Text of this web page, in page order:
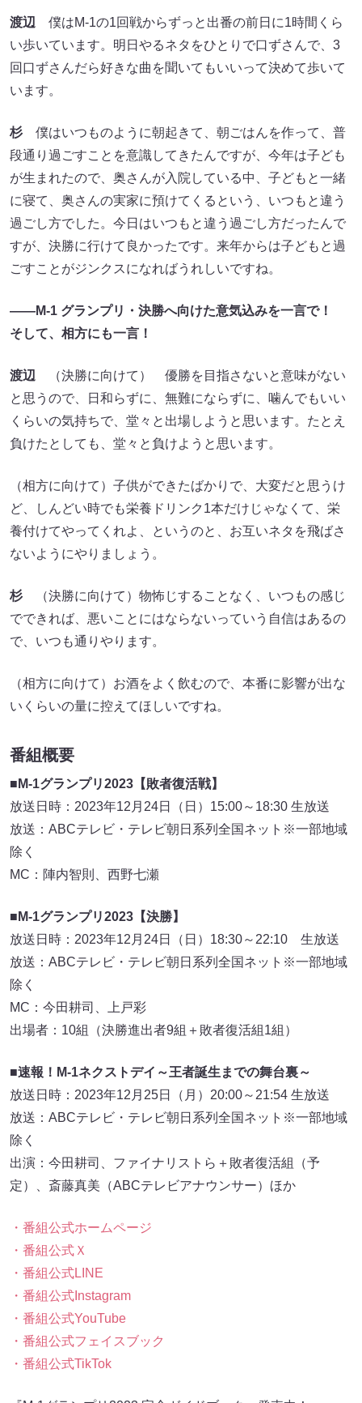
渡辺 僕はM-1の1回戦からずっと出番の前日に1時間くら
い歩いています。明日やるネタをひとりで口ずさんで、3
回口ずさんだら好きな曲を聞いてもいいって決めて歩いて
います。
杉 僕はいつものように朝起きて、朝ごはんを作って、普
段通り過ごすことを意識してきたんですが、今年は子ども
が生まれたので、奥さんが入院している中、子どもと一緒
に寝て、奥さんの実家に預けてくるという、いつもと違う
過ごし方でした。今日はいつもと違う過ごし方だったんで
すが、決勝に行けて良かったです。来年からは子どもと過
ごすことがジンクスになればうれしいですね。
――M-1 グランプリ・決勝へ向けた意気込みを一言で！
そして、相方にも一言！
渡辺 （決勝に向けて） 優勝を目指さないと意味がない
と思うので、日和らずに、無難にならずに、噛んでもいい
くらいの気持ちで、堂々と出場しようと思います。たとえ
負けたとしても、堂々と負けようと思います。
（相方に向けて）子供ができたばかりで、大変だと思うけ
ど、しんどい時でも栄養ドリンク1本だけじゃなくて、栄
養付けてやってくれよ、というのと、お互いネタを飛ばさ
ないようにやりましょう。
杉 （決勝に向けて）物怖じすることなく、いつもの感じ
でできれば、悪いことにはならないっていう自信はあるの
で、いつも通りやります。
（相方に向けて）お酒をよく飲むので、本番に影響が出な
いくらいの量に控えてほしいですね。
番組概要
■M-1グランプリ2023【敗者復活戦】
放送日時：2023年12月24日（日）15:00～18:30 生放送
放送：ABCテレビ・テレビ朝日系列全国ネット※一部地域
除く
MC：陣内智則、西野七瀬
■M-1グランプリ2023【決勝】
放送日時：2023年12月24日（日）18:30～22:10 生放送
放送：ABCテレビ・テレビ朝日系列全国ネット※一部地域
除く
MC：今田耕司、上戸彩
出場者：10組（決勝進出者9組＋敗者復活組1組）
■速報！M-1ネクストデイ～王者誕生までの舞台裏～
放送日時：2023年12月25日（月）20:00～21:54 生放送
放送：ABCテレビ・テレビ朝日系列全国ネット※一部地域
除く
出演：今田耕司、ファイナリストら＋敗者復活組（予
定）、斎藤真美（ABCテレビアナウンサー）ほか
・番組公式ホームページ
・番組公式Ｘ
・番組公式LINE
・番組公式Instagram
・番組公式YouTube
・番組公式フェイスブック
・番組公式TikTok